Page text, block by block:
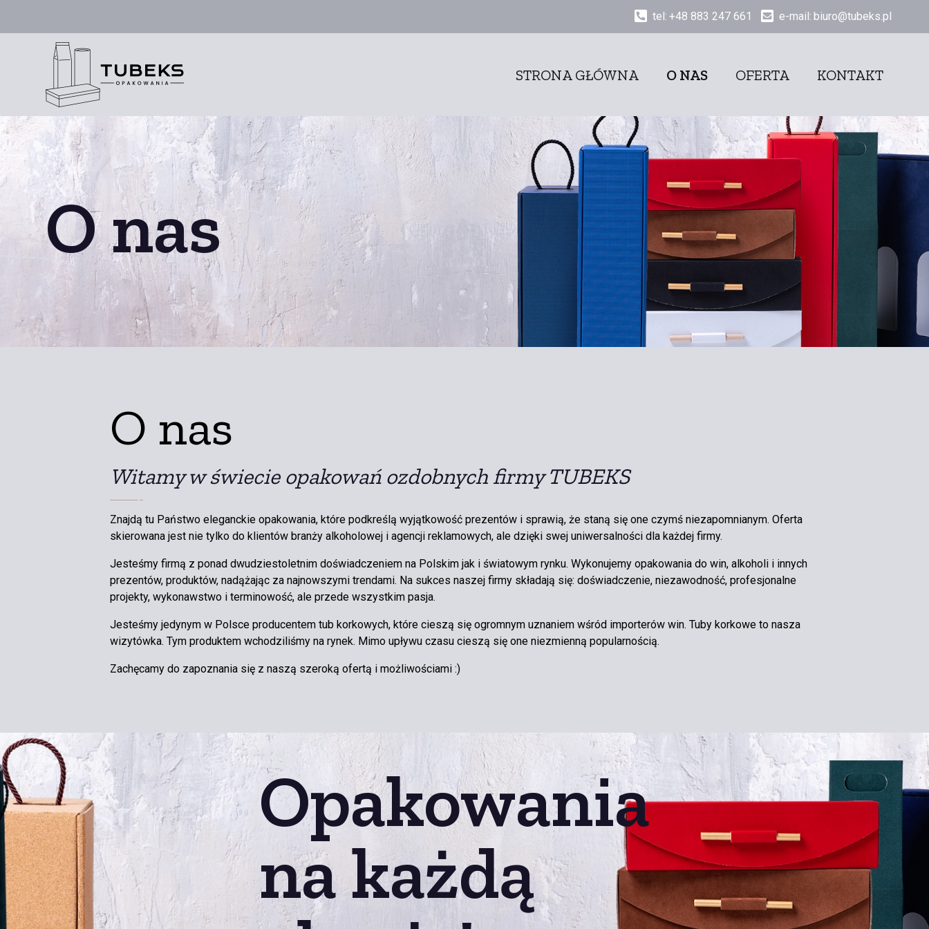
tel: +48 883 247 661 e-mail: biuro@tubeks.pl
STRONA GŁÓWNA O NAS OFERTA KONTAKT
O nas
O nas
Witamy w świecie opakowań ozdobnych firmy TUBEKS
Znajdą tu Państwo eleganckie opakowania, które podkreślą wyjątkowość prezentów i sprawią, że staną się one czymś niezapomnianym. Oferta
skierowana jest nie tylko do klientów branży alkoholowej i agencji reklamowych, ale dzięki swej uniwersalności dla każdej firmy.
Jesteśmy firmą z ponad dwudziestoletnim doświadczeniem na Polskim jak i światowym rynku. Wykonujemy opakowania do win, alkoholi i innych
prezentów, produktów, nadążając za najnowszymi trendami. Na sukces naszej firmy składają się: doświadczenie, niezawodność, profesjonalne
projekty, wykonawstwo i terminowość, ale przede wszystkim pasja.
Jesteśmy jedynym w Polsce producentem tub korkowych, które cieszą się ogromnym uznaniem wśród importerów win. Tuby korkowe to nasza
wizytówka. Tym produktem wchodziliśmy na rynek. Mimo upływu czasu cieszą się one niezmienną popularnością.
Zachęcamy do zapoznania się z naszą szeroką ofertą i możliwościami :)
Opakowania
na każdą